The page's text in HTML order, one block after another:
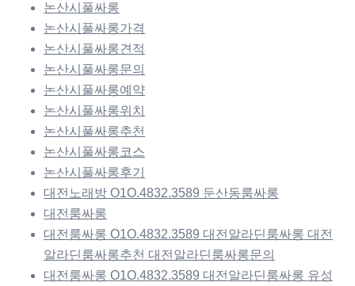
논산시풀싸롱
논산시풀싸롱가격
논산시풀싸롱견적
논산시풀싸롱문의
논산시풀싸롱예약
논산시풀싸롱위치
논산시풀싸롱추천
논산시풀싸롱코스
논산시풀싸롱후기
대전노래방 O1O.4832.3589 둔산동룸싸롱
대전룸싸롱
대전룸싸롱 O1O.4832.3589 대전알라딘룸싸롱 대전
알라딘룸싸롱추천 대전알라딘룸싸롱문의
대전룸싸롱 O1O.4832.3589 대전알라딘룸싸롱 유성